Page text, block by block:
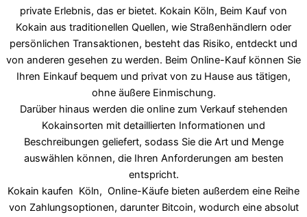
private Erlebnis, das er bietet. Kokain Köln, Beim Kauf von
Kokain aus traditionellen Quellen, wie Straßenhändlern oder
persönlichen Transaktionen, besteht das Risiko, entdeckt und
von anderen gesehen zu werden. Beim Online-Kauf können Sie
Ihren Einkauf bequem und privat von zu Hause aus tätigen,
ohne äußere Einmischung.
Darüber hinaus werden die online zum Verkauf stehenden
Kokainsorten mit detaillierten Informationen und
Beschreibungen geliefert, sodass Sie die Art und Menge
auswählen können, die Ihren Anforderungen am besten
entspricht.
Kokain kaufen Köln, Online-Käufe bieten außerdem eine Reihe
von Zahlungsoptionen, darunter Bitcoin, wodurch eine absolut